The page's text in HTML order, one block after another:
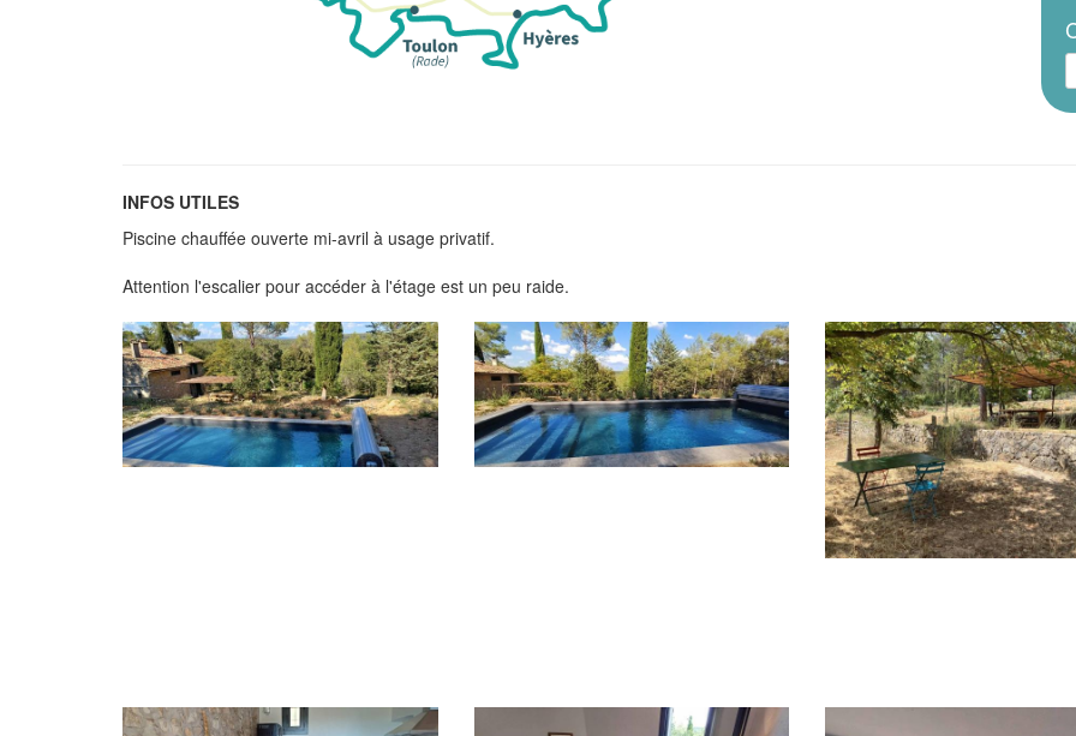
INFOS UTILES
Piscine chauffée ouverte mi-avril à usage privatif.
Attention l'escalier pour accéder à l'étage est un peu raide.